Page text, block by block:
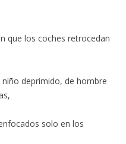
que los coches retrocedan
deprimido, de hombre
solo en los